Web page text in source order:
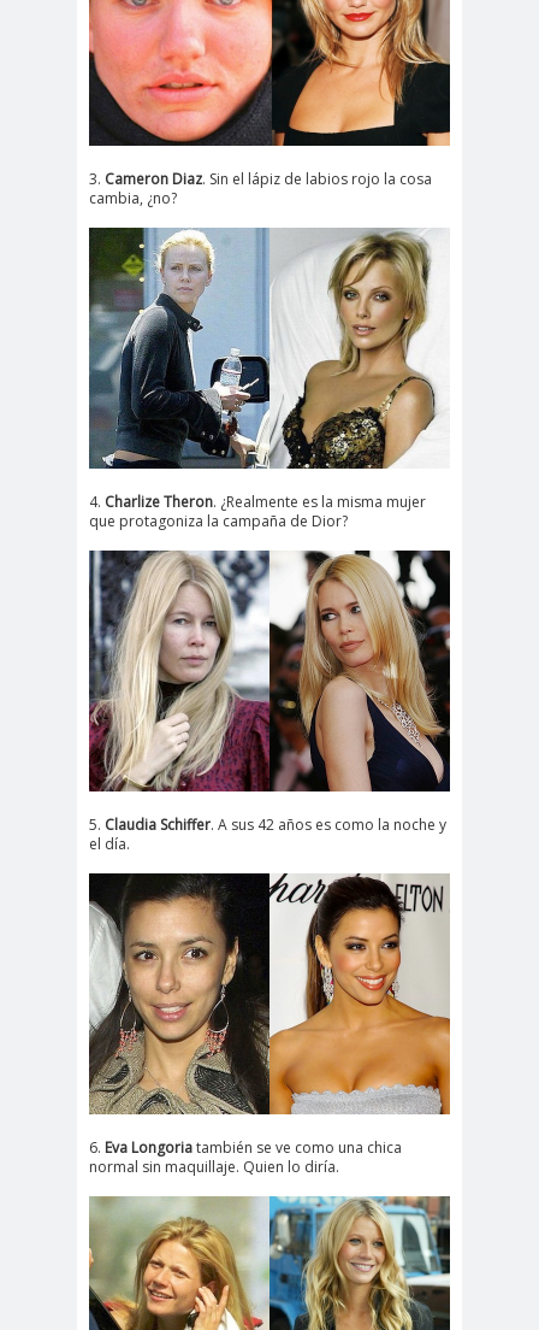
3. Cameron Diaz. Sin el lápiz de labios rojo la cosa
cambia, ¿no?
4. Charlize Theron. ¿Realmente es la misma mujer
que protagoniza la campaña de Dior?
5. Claudia Schiffer. A sus 42 años es como la noche y
el día.
6. Eva Longoriatambién se ve como una chica
normal sin maquillaje. Quien lo diría.